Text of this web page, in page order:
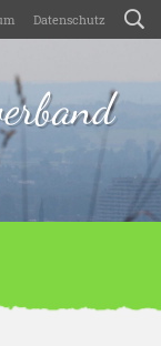
Datenschutz